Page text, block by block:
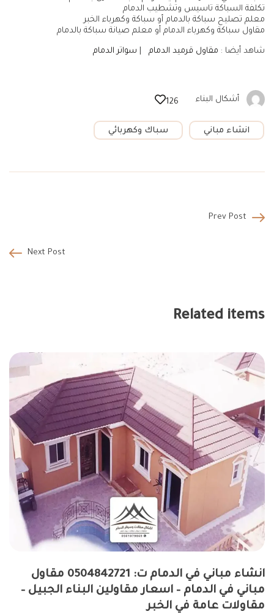
تكلفة السباكة تاسيس وتشطيب الدمام
معلم تصليح سباكة بالدمام أو سباكة وكهرباء الخبر
مقاول سباكة وكهرباء الدمام أو معلم صيانة سباكة بالدمام
شاهد أيضا : مقاول قرميد الدمام سواتر الدمام
أشكال البناء 126
انشاء مباني سباك وكهربائي
Prev Post
Next Post
Related items
انشاء مباني في الدمام ت: 0504842721 مقاول
مباني في الدمام – اسعار مقاولين البناء الجبيل –
مقاولات عامة في الخبر